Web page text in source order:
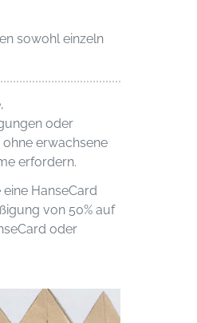
sowohl einzeln
oder
erwachsene
erfordern.
HanseCard
von 50% auf
oder